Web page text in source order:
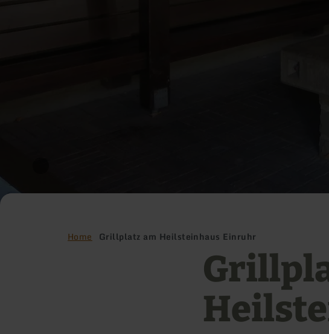
Home Grillplatz am Heilsteinhaus Einruhr